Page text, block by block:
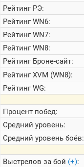
Статистика
стримеров
Информация
Онлайн
Цветовая
шкала
Теlegram
ВК
Портал
Мира
Танков
РейтингРЭ:
РейтингWN6:
РейтингWN7:
РейтингWN8:
РейтингБроне-сайт:
РейтингXVM (WN8):
РейтингWG:
Процент побед:
Средний уровень:
Средний уровень боёв:
Выстрелов за бой (+):